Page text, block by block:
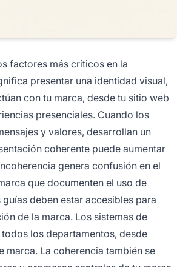
factores más críticos en la
presentar una identidad visual,
con tu marca, desde tu sitio web
presenciales. Cuando los
y valores, desarrollan un
coherente puede aumentar
genera confusión en el
que documenten el uso de
deben estar accesibles para
de la marca. Los sistemas de
los departamentos, desde
marca. La coherencia también se